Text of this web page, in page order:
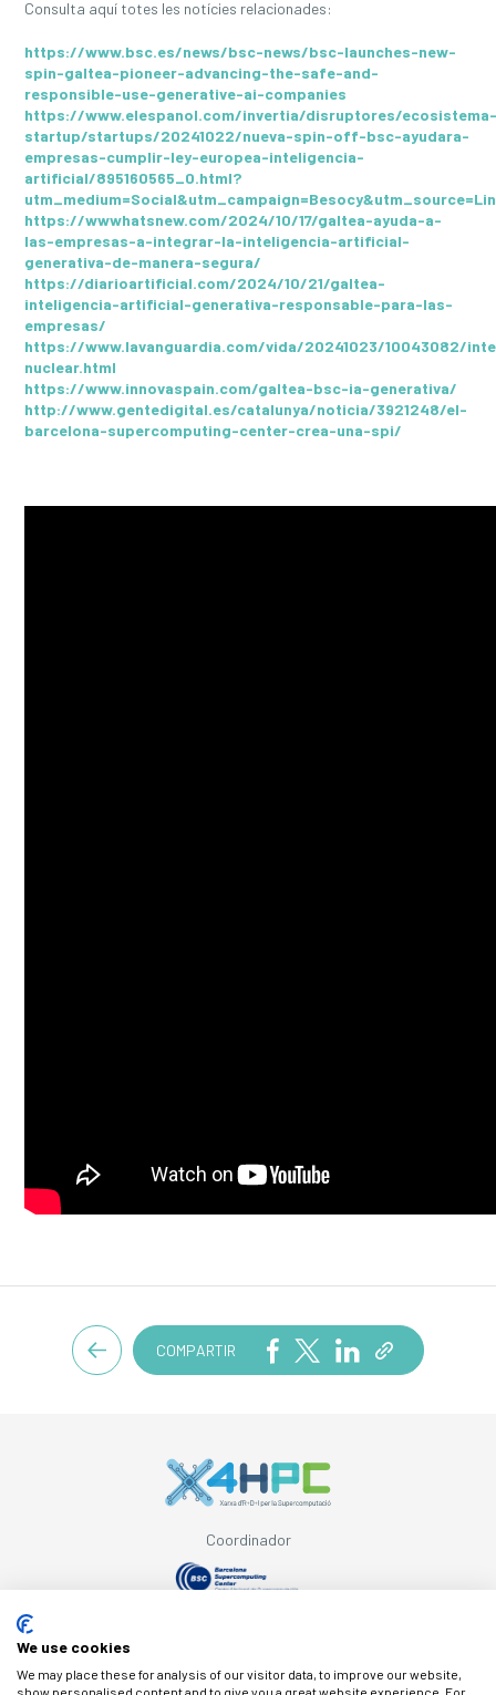
Consulta aquí totes les notícies relacionades:
https://www.bsc.es/news/bsc-news/bsc-launches-new-
spin-galtea-pioneer-advancing-the-safe-and-
responsible-use-generative-ai-companies
https://www.elespanol.com/invertia/disruptores/
startup/startups/20241022/nueva-spin-off-bsc-ayudara-
empresas-cumplir-ley-europea-inteligencia-
artificial/895160565_0.html?
https://wwwhatsnew.com/2024/10/17/galtea-ayuda-a-
las-empresas-a-integrar-la-inteligencia-artificial-
generativa-de-manera-segura/
https://diarioartificial.com/2024/10/21/galtea-
inteligencia-artificial-generativa-responsable-para-las-
empresas/
https://www.lavanguardia.com/vida/20241023/10043082/
nuclear.html
https://www.innovaspain.com/galtea-bsc-ia-generativa/
http://www.gentedigital.es/catalunya/noticia/3921248/el-
barcelona-supercomputing-center-crea-una-spi/
COMPARTIR
Coordinador
We use cookies
We may place these for analysis of our visitor data, to improve our website,
show personalised content and to give you a great website experience. For